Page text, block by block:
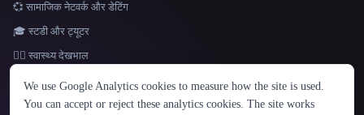
भाषा
English español Français Русский 简体中文
💞 सामाजिक नेटवर्क और डेटिंग
🎓 स्टडी और ट्यूटर
👩‍⚕️ स्वास्थ्य देखभाल
We use Google Analytics cookies to measure how the site is used.
You can accept or reject these analytics cookies. The site works